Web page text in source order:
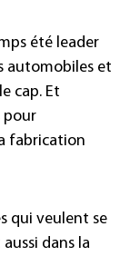
été leader
automobiles et
cap. Et
pour
fabrication
qui veulent se
dans la